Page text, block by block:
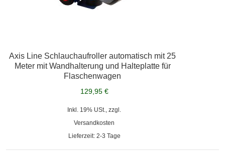
Axis Line Schlauchaufroller automatisch mit 25
Meter mit Wandhalterung und Halteplatte für
Flaschenwagen
129,95 €
Inkl. 19% USt., zzgl.
Versandkosten
Lieferzeit: 2-3 Tage